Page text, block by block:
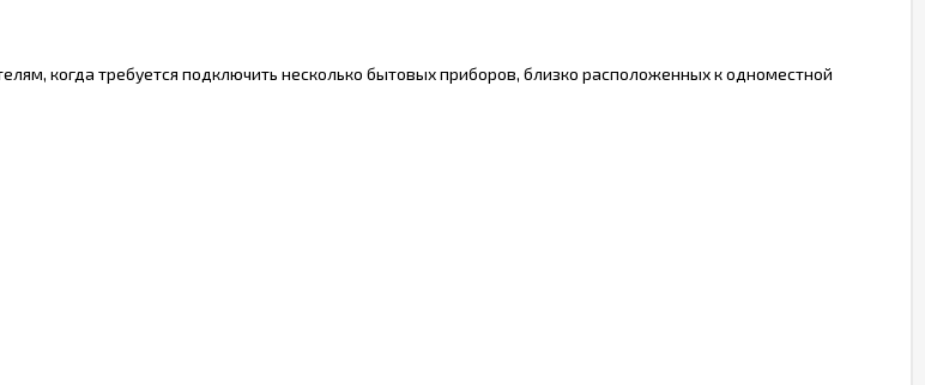
когда требуется подключить несколько бытовых приборов, близко расположенных к одноместной